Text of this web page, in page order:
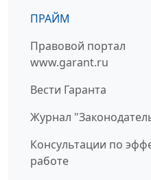
ПРАЙМ
Правовой портал
www.garant.ru
Вести Гаранта
Журнал
Консультации по
работе